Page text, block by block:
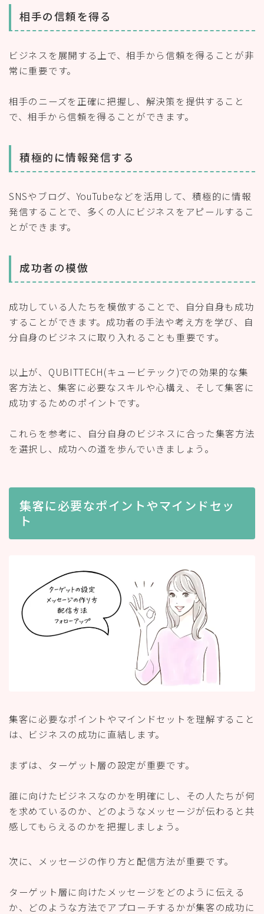
相手の信頼を得る
ビジネスを展開する上で、相手から信頼を得ることが非
常に重要です。
相手のニーズを正確に把握し、解決策を提供すること
で、相手から信頼を得ることができます。
積極的に情報発信する
SNSやブログ、YouTubeなどを活用して、積極的に情報
発信することで、多くの人にビジネスをアピールするこ
とができます。
成功者の模倣
成功している人たちを模倣することで、自分自身も成功
することができます。成功者の手法や考え方を学び、自
分自身のビジネスに取り入れることも重要です。
以上が、QUBITTECH(キュービテック)での効果的な集
客方法と、集客に必要なスキルや心構え、そして集客に
成功するためのポイントです。
これらを参考に、自分自身のビジネスに合った集客方法
を選択し、成功への道を歩んでいきましょう。
集客に必要なポイントやマインドセッ
ト
集客に必要なポイントやマインドセットを理解すること
は、ビジネスの成功に直結します。
まずは、ターゲット層の設定が重要です。
誰に向けたビジネスなのかを明確にし、その人たちが何
を求めているのか、どのようなメッセージが伝わると共
感してもらえるのかを把握しましょう。
次に、メッセージの作り方と配信方法が重要です。
ターゲット層に向けたメッセージをどのように伝える
か、どのような方法でアプローチするかが集客の成功に